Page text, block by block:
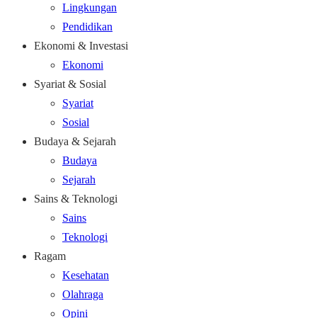
Lingkungan
Pendidikan
Ekonomi & Investasi
Ekonomi
Syariat & Sosial
Syariat
Sosial
Budaya & Sejarah
Budaya
Sejarah
Sains & Teknologi
Sains
Teknologi
Ragam
Kesehatan
Olahraga
Opini